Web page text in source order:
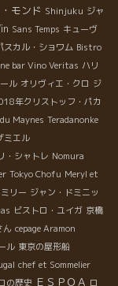
モンド Shinjuku ジャ
Sans Temps キューヴ
スカル・ショワム Bistro
bar Vino Veritas ハリ
ル オリヴィエ・クロ ジ
年クリストッフ・パカ
Maynes Teradanonke
ミエル
・シャトレ Nomura
Tokyo Chofu Meryl et
リー ジャン・ドミニッ
ビストロ・ユイガ 京橋
ん cepage Aramon
ル 東京の屋形船
chef et Sommelier
の歴史 ＥＳＰＯＡ ロ